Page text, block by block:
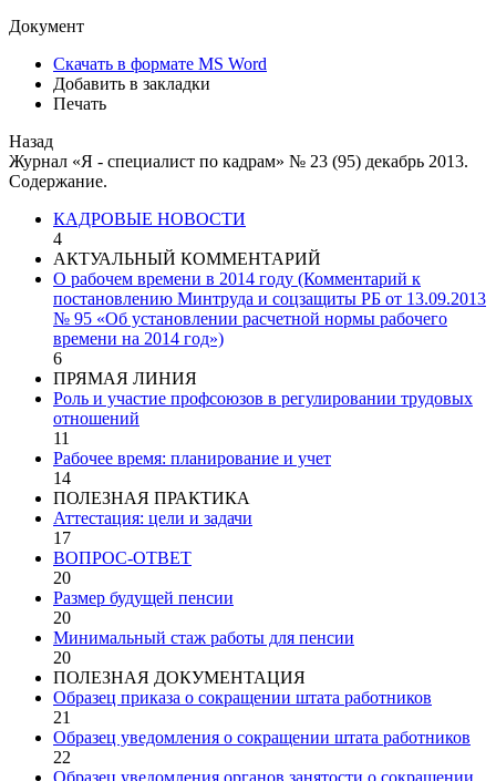
Документ
Скачать в формате MS Word
Добавить в закладки
Печать
Назад
Журнал «Я - специалист по кадрам» № 23 (95) декабрь 2013.
Содержание.
КАДРОВЫЕ НОВОСТИ
4
АКТУАЛЬНЫЙ КОММЕНТАРИЙ
О рабочем времени в 2014 году (Комментарий к
постановлению Минтруда и соцзащиты РБ от 13.09.2013
№ 95 «Об установлении расчетной нормы рабочего
времени на 2014 год»)
6
ПРЯМАЯ ЛИНИЯ
Роль и участие профсоюзов в регулировании трудовых
отношений
11
Рабочее время: планирование и учет
14
ПОЛЕЗНАЯ ПРАКТИКА
Аттестация: цели и задачи
17
ВОПРОС-ОТВЕТ
20
Размер будущей пенсии
20
Минимальный стаж работы для пенсии
20
ПОЛЕЗНАЯ ДОКУМЕНТАЦИЯ
Образец приказа о сокращении штата работников
21
Образец уведомления о сокращении штата работников
22